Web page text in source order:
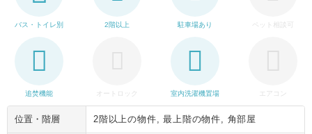
バス・トイレ別 2階以上 駐車場あり ペット相談可
追焚機能 オートロック 室内洗濯機置場 エアコン
位置・階層 2階以上の物件, 最上階の物件, 角部屋